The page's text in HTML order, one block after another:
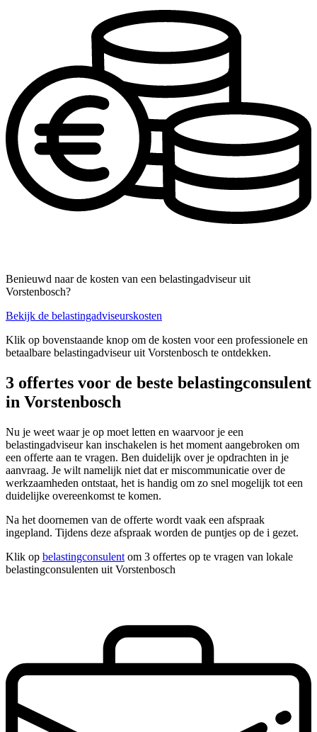
Benieuwd naar de kosten van een belastingadviseur uit
Vorstenbosch?
Bekijk de belastingadviseurskosten
Klik op bovenstaande knop om de kosten voor een professionele en
betaalbare belastingadviseur uit Vorstenbosch te ontdekken.
3 offertes voor de beste belastingconsulent
in Vorstenbosch
Nu je weet waar je op moet letten en waarvoor je een
belastingadviseur kan inschakelen is het moment aangebroken om
een offerte aan te vragen. Ben duidelijk over je opdrachten in je
aanvraag. Je wilt namelijk niet dat er miscommunicatie over de
werkzaamheden ontstaat, het is handig om zo snel mogelijk tot een
duidelijke overeenkomst te komen.
Na het doornemen van de offerte wordt vaak een afspraak
ingepland. Tijdens deze afspraak worden de puntjes op de i gezet.
Klik op belastingconsulent om 3 offertes op te vragen van lokale
belastingconsulenten uit Vorstenbosch